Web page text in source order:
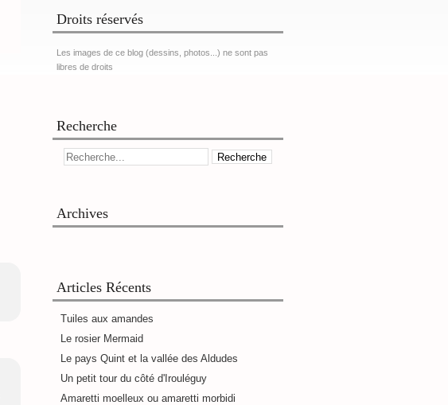
Droits réservés
Les images de ce blog (dessins, photos...) ne sont pas
libres de droits
Recherche
Archives
Articles Récents
Tuiles aux amandes
Le rosier Mermaid
Le pays Quint et la vallée des Aldudes
Un petit tour du côté d'Irouléguy
Amaretti moelleux ou amaretti morbidi